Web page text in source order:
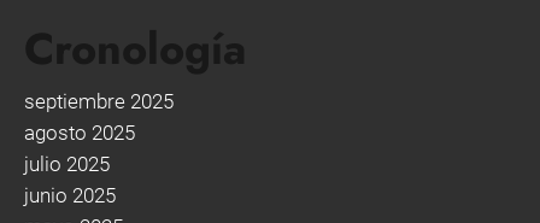
Cronología
septiembre 2025
agosto 2025
julio 2025
junio 2025